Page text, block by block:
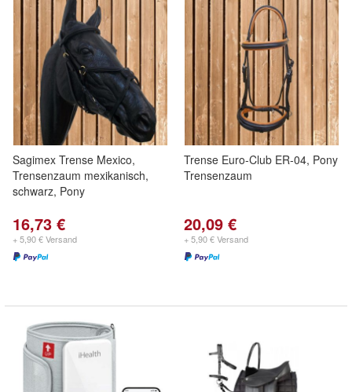
Sagimex Trense Mexico,
Trensenzaum mexikanisch,
schwarz, Pony
16,73 €
+ 5,90 € Versand
Trense Euro-Club ER-04, Pony
Trensenzaum
20,09 €
+ 5,90 € Versand